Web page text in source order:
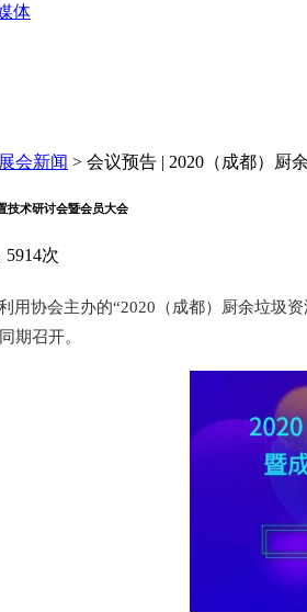
体
展会新闻 > 会议预告 | 2020（成都）厨
技术研讨会暨会员大会
次
用协会主办的“2020（成都）厨余垃圾
期召开。